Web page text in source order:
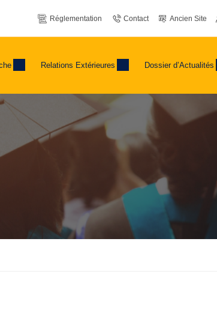
Réglementation Contact Ancien Site
Relations Extérieures Dossier d’Actualités